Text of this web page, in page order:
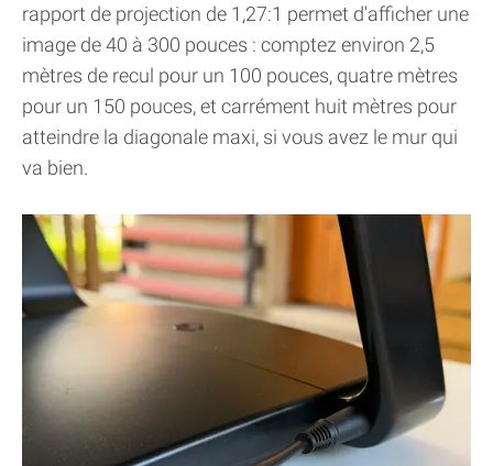
rapport de projection de 1,27:1 permet d'afficher une
image de 40 à 300 pouces : comptez environ 2,5
mètres de recul pour un 100 pouces, quatre mètres
pour un 150 pouces, et carrément huit mètres pour
atteindre la diagonale maxi, si vous avez le mur qui
va bien.